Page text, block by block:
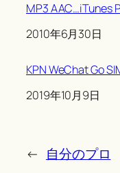
MP3 AAC…iTunes
Date
2010年6月30日
KPN WeChat Go
Date
2019年10月9日
← 自分のプロ